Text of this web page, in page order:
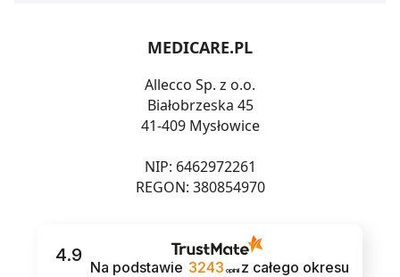
MEDICARE.PL
Allecco Sp. z o.o.
Białobrzeska 45
41-409 Mysłowice
NIP: 6462972261
REGON: 380854970
4.9
Na podstawie 3243 opinii z całego okresu